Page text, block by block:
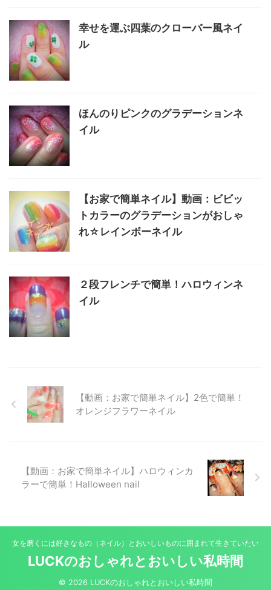
幸せを運ぶ四葉のクローバー風ネイ
ル
ほんのりピンクのグラデーションネ
イル
【お家で簡単ネイル】動画：ビビッ
トカラーのグラデーションがおしゃ
れ☆レインボーネイル
２段フレンチで簡単！ハロウィンネ
イル
【動画：お家で簡単ネイル】2色で簡単！
オレンジフラワーネイル
【動画：お家で簡単ネイル】ハロウィンカ
ラーで簡単！Halloween nail
女を磨くには好きなもの（ネイル）とおいしいものに囲まれて生きていたい
LUCKのおしゃれとおいしい私時間
© 2026 LUCKのおしゃれとおいしい私時間